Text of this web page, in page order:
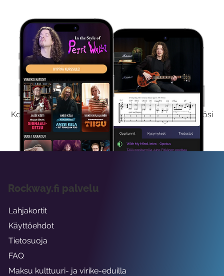
Kokeile Ilmaiseksi
Kokeilemalla ilmaiseksi saat koko sisältömme käyttöösi
viikon ajaksi.
Rockway.fi palvelu
Lahjakortit
Käyttöehdot
Tietosuoja
FAQ
Maksu kulttuuri- ja virike-eduilla